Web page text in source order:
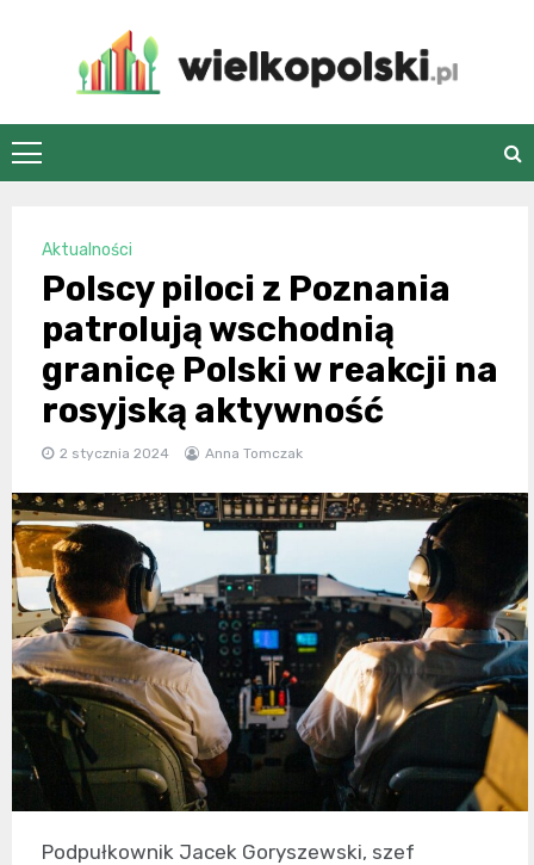
wielkopolski.pl
Aktualności
Polscy piloci z Poznania
patrolują wschodnią
granicę Polski w reakcji na
rosyjską aktywność
2 stycznia 2024 Anna Tomczak
Podpułkownik Jacek Goryszewski, szef